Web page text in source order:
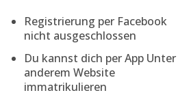
Registrierung per Facebook
nicht ausgeschlossen
Du kannst dich per App Unter
anderem Website
immatrikulieren